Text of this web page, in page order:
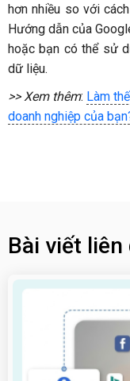
hơn nhiều so với
Hướng dẫn của
hoặc bạn có thể sử
dữ liệu.
>> Xem thêm: Làm
doanh nghiệp của
Bài viết liên